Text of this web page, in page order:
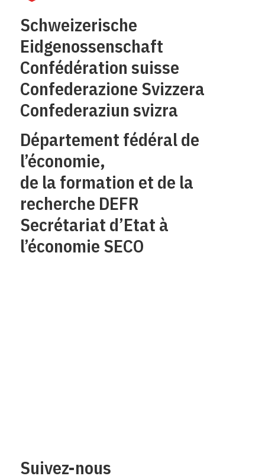
Schweizerische
Eidgenossenschaft
Confédération suisse
Confederazione Svizzera
Confederaziun svizra
Département fédéral de
l’économie,
de la formation et de la
recherche DEFR
Secrétariat d’Etat à
l’économie SECO
Suivez-nous